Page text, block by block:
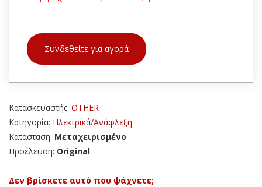
Συνδεθείτε για αγορά
Κατασκευαστής: OTHER
Κατηγορία: Ηλεκτρικά/Ανάφλεξη
Κατάσταση: Μεταχειρισμένο
Προέλευση: Original
Δεν βρίσκετε αυτό που ψάχνετε;